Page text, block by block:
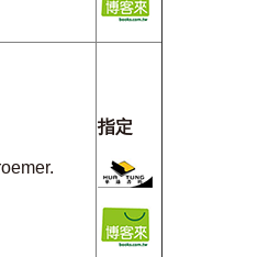
指定